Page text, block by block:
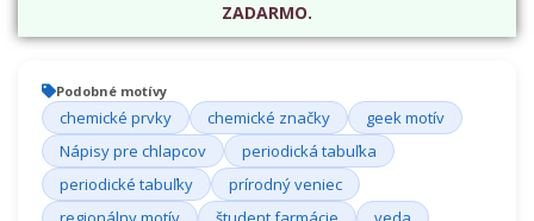
ZADARMO.
Podobné motívy
chemické prvky chemické značky
geek motív
Nápisy pre chlapcov
periodická tabuľka
periodické tabuľky
prírodný veniec